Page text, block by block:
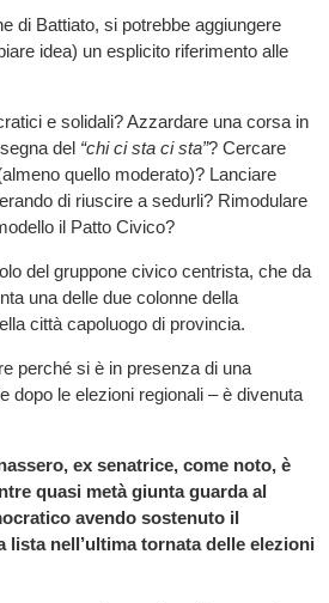
di Battiato, si potrebbe aggiungere
idea) un esplicito riferimento alle
e solidali? Azzardare una corsa in
del“chi ci sta ci sta”? Cercare
quello moderato)? Lanciare
di riuscire a sedurli? Rimodulare
il Patto Civico?
del gruppone civico centrista, che da
una delle due colonne della
città capoluogo di provincia.
perché si è in presenza di una
dopo le elezioni regionali – è divenuta
ex senatrice, come noto, è
quasi metà giunta guarda al
avendo sostenuto il
lista nell’ultima tornata delle elezioni